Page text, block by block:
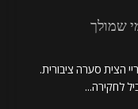
שמולך
פריי הצית סערה ציבורית.
לחקירה...